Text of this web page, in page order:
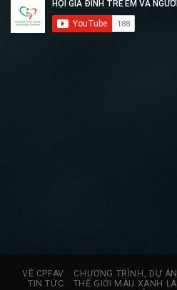
VỀ CPFAV CHƯƠNG TRÌNH, DỰ ÁN
TIN TỨC
THẾ GIỚI MÀU XANH LÁ